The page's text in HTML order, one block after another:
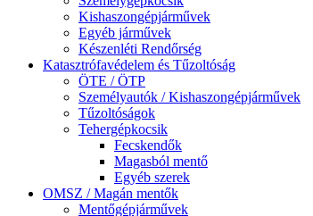
Kishaszongépjárművek
Egyéb járművek
Készenléti Rendőrség
Katasztrófavédelem és Tűzoltóság
ÖTE / ÖTP
Személyautók / Kishaszongépjárművek
Tűzoltóságok
Tehergépkocsik
Fecskendők
Magasból mentő
Egyéb szerek
OMSZ / Magán mentők
Mentőgépjárművek